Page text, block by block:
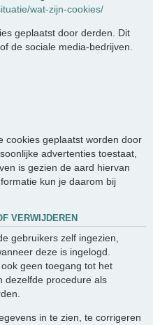
wat-zijn-cookies/
geplaatst door derden. Dit
de sociale media-bedrijven.
cookies geplaatst worden door
advertenties toestaat,
is gezien de aard hiervan
kun je daarom bij
VERWIJDEREN
gebruikers zelf ingezien,
deze is ingelogd.
geen toegang tot het
dezelfde procedure als
in te zien, te corrigeren